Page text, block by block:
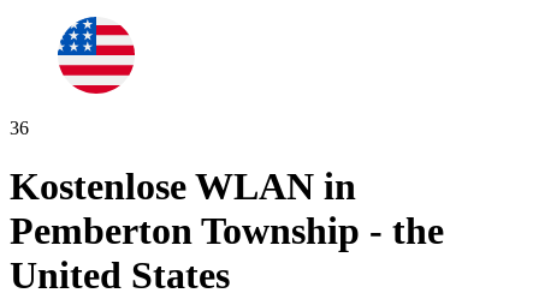
36
Kostenlose WLAN in
Pemberton Township - the
United States